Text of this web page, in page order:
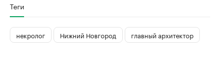
Теги
некролог Нижний Новгород главный архитектор